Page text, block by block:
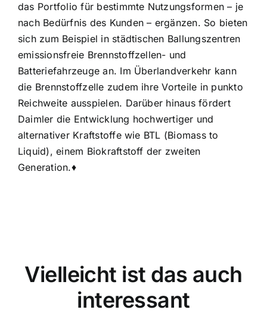
das Portfolio für bestimmte Nutzungsformen – je
nach Bedürfnis des Kunden – ergänzen. So bieten
sich zum Beispiel in städtischen Ballungszentren
emissionsfreie Brennstoffzellen- und
Batteriefahrzeuge an. Im Überlandverkehr kann
die Brennstoffzelle zudem ihre Vorteile in punkto
Reichweite ausspielen. Darüber hinaus fördert
Daimler die Entwicklung hochwertiger und
alternativer Kraftstoffe wie BTL (Biomass to
Liquid), einem Biokraftstoff der zweiten
Generation.♦
Vielleicht ist das auch
interessant